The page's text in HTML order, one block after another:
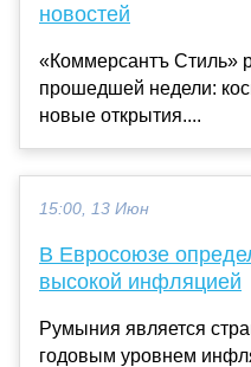
новостей
«Коммерсантъ Стиль»
прошедшей недели:
новые открытия....
15:00, 13 Июн
В Евросоюзе
высокой инфляцией
Румыния является
годовым уровнем